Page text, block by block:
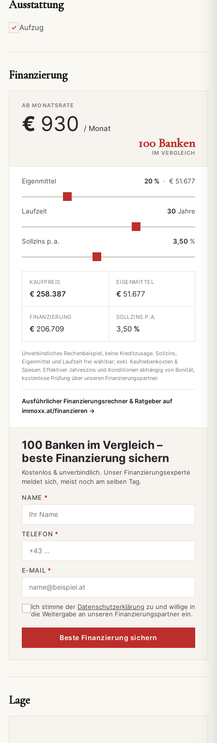
Ausstattung
Aufzug
Finanzierung
AB MONATSRATE
€ 930 / Monat
100 Banken
IM VERGLEICH
Eigenmittel 20 % · € 51.677
Laufzeit 30 Jahre
Sollzins p. a. 3,50 %
KAUFPREIS
€ 258.387
EIGENMITTEL
€ 51.677
FINANZIERUNG
€ 206.709
SOLLZINS P.A.
3,50%
Unverbindliches Rechenbeispiel, keine Kreditzusage. Sollzins,
Eigenmittel und Laufzeit frei wählbar; exkl. Kaufnebenkosten &
Spesen. Effektiver Jahreszins und Konditionen abhängig von Bonität,
kostenlose Prüfung über unseren Finanzierungspartner.
Ausführlicher Finanzierungsrechner & Ratgeber auf
immoxx.at/finanzieren →
100 Banken im Vergleich –
beste Finanzierung sichern
Kostenlos & unverbindlich. Unser Finanzierungsexperte
meldet sich, meist noch am selben Tag.
NAME *
TELEFON *
E‑MAIL *
Ich stimme der Datenschutzerklärung zu und willige in
die Weitergabe an unseren Finanzierungspartner ein.
Beste Finanzierung sichern
Lage